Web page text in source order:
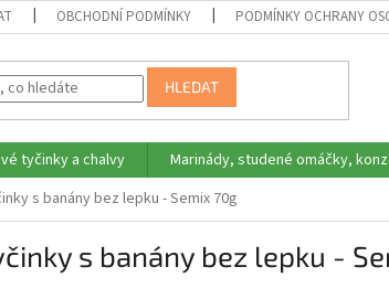
OBCHODNÍ PODMÍNKY PODMÍNKY OCHRANY
HLEDAT
tyčinky a chalvy Marinády, studené omáčky,
s banány bez lepku - Semix 70g
s banány bez lepku -